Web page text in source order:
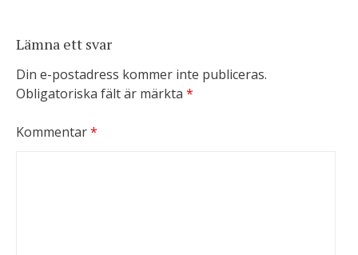
Lämna ett svar
Din e-postadress kommer inte publiceras.
Obligatoriska fält är märkta *
Kommentar*